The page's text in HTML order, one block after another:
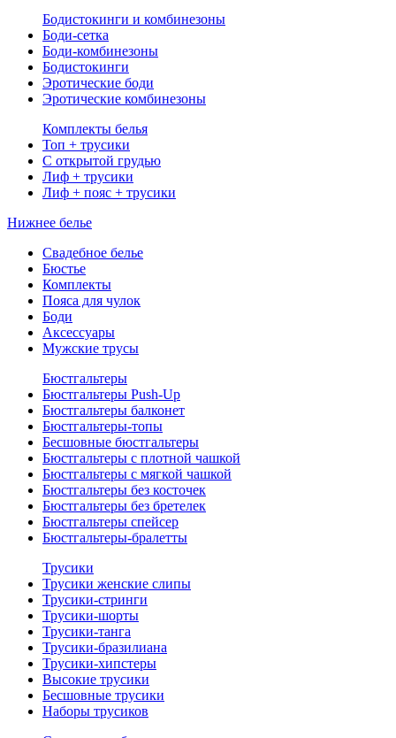
Бодистокинги и комбинезоны
Боди-сетка
Боди-комбинезоны
Бодистокинги
Эротические боди
Эротические комбинезоны
Комплекты белья
Топ + трусики
С открытой грудью
Лиф + трусики
Лиф + пояс + трусики
Нижнее белье
Свадебное белье
Бюстье
Комплекты
Пояса для чулок
Боди
Аксессуары
Мужские трусы
Бюстгальтеры
Бюстгальтеры Push-Up
Бюстгальтеры балконет
Бюстгальтеры-топы
Бесшовные бюстгальтеры
Бюстгальтеры с плотной чашкой
Бюстгальтеры с мягкой чашкой
Бюстгальтеры без косточек
Бюстгальтеры без бретелек
Бюстгальтеры спейсер
Бюстгальтеры-бралетты
Трусики
Трусики женские слипы
Трусики-стринги
Трусики-шорты
Трусики-танга
Трусики-бразилиана
Трусики-хипстеры
Высокие трусики
Бесшовные трусики
Наборы трусиков